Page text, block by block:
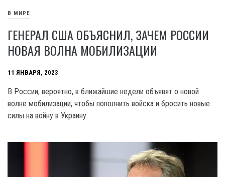
В МИРЕ
ГЕНЕРАЛ США ОБЪЯСНИЛ, ЗАЧЕМ РОССИИ
НОВАЯ ВОЛНА МОБИЛИЗАЦИИ
11 ЯНВАРЯ, 2023
В России, вероятно, в ближайшие недели объявят о новой
волне мобилизации, чтобы пополнить войска и бросить новые
силы на войну в Украину.